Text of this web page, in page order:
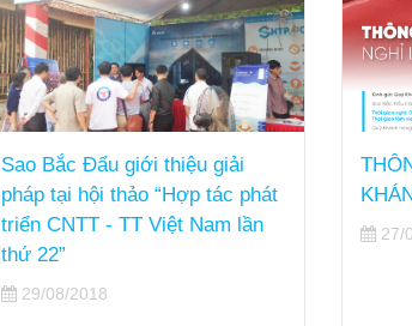
Sao Bắc Đẩu giới thiệu giải
pháp tại hội thảo “Hợp tác phát
triển CNTT - TT Việt Nam lần
thứ 22”
29/08/2018
27/